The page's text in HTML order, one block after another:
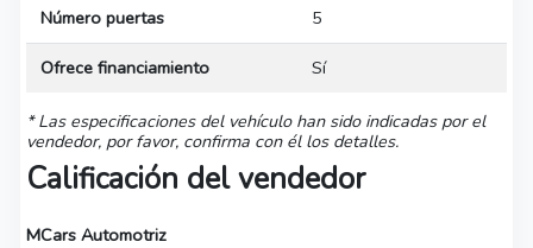
Número puertas 5
Ofrece financiamiento Sí
* Las especificaciones del vehículo han sido indicadas por el
vendedor, por favor, confirma con él los detalles.
Calificación del vendedor
MCars Automotriz